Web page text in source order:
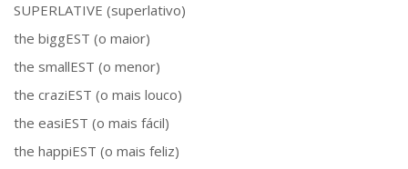
SUPERLATIVE (superlativo)
the biggEST (o maior)
the smallEST (o menor)
the craziEST (o mais louco)
the easiEST (o mais fácil)
the happiEST (o mais feliz)